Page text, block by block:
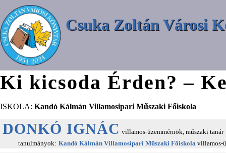
Csuka Zoltán Városi
Ki kicsoda Érden? –
ISKOLA: Kandó Kálmán Villamosipari Műszaki Főiskola
DONKÓ IGNÁC villamos-üzemmérnök, műszaki tanár
tanulmányok: Kandó Kálmán Villamosipari Műszaki Főiskola villamos-